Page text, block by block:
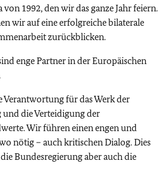
1992, den wir das ganze Jahr feiern.
wir auf eine erfolgreiche bilaterale
zurückblicken.
enge Partner in der Europäischen
Verantwortung für das Werk der
die Verteidigung der
Wir führen einen engen und
nötig – auch kritischen Dialog. Dies
Bundesregierung aber auch die